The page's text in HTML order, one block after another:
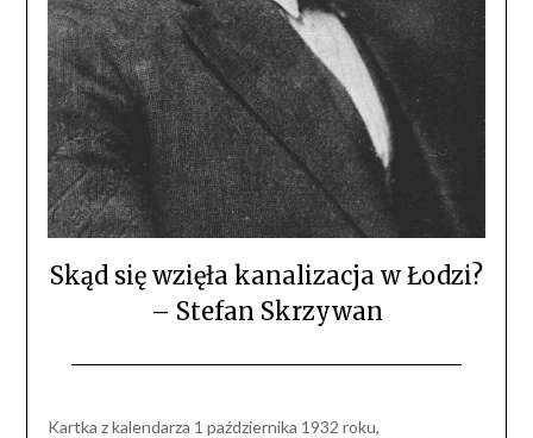
Skąd się wzięła kanalizacja w Łodzi?
– Stefan Skrzywan
Kartka z kalendarza 1 października 1932 roku,